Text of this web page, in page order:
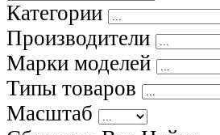
Категории
Производители
Марки моделей
Типы товаров
Масштаб